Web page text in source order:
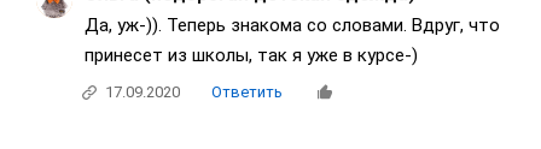
Да, уж-)). Теперь знакома со словами. Вдруг, что
принесет из школы, так я уже в курсе-)
17.09.2020 Ответить